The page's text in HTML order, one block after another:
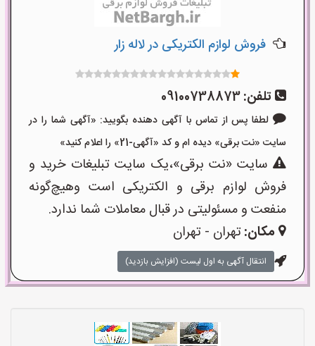
فروش لوازم الکتریکی در لاله زار
تلفن:09100738873
لطفا پس از تماس با آگهی دهنده بگویید: «آگهی شما را در
سایت «نت برقی» دیده ام و کد «آگهی-21» را اعلام کنید»
سایت «نت برقی»،یک سایت تبلیغات خرید و
فروش لوازم برقی و الکتریکی است وهیچ‌گونه
منفعت و مسئولیتی در قبال معاملات شما ندارد.
مکان:تهران - تهران
انتقال آگهی به اول لیست (افزایش بازدید)